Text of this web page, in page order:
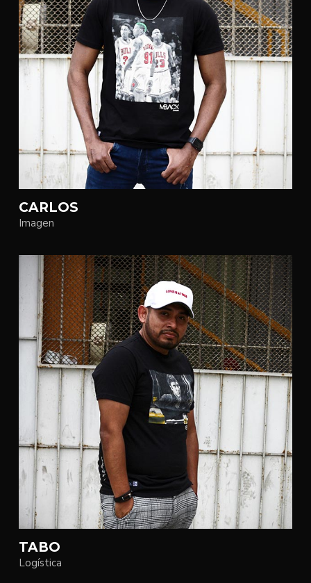
CARLOS
Imagen
TABO
Logística